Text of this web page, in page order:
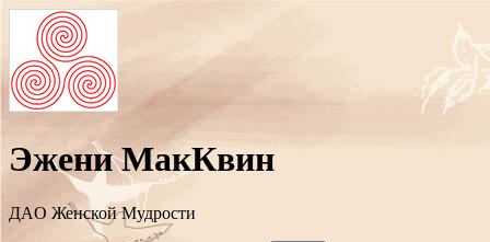
Эжени МакКвин
ДAO Женской Мудрости